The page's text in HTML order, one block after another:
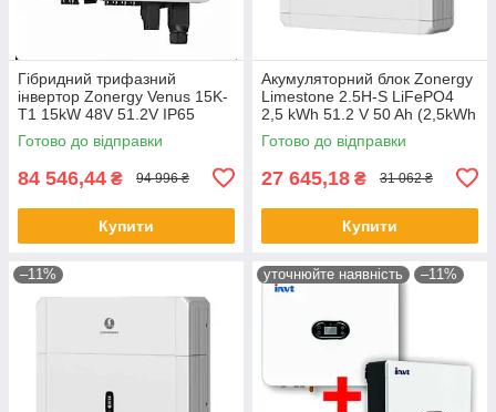
Гібридний трифазний
інвертор Zonergy Venus 15K-
T1 15kW 48V 51.2V IP65
Готово до відправки
84 546,44 ₴ 94 996 ₴
Купити
Акумуляторний блок Zonergy
Limestone 2.5H-S LiFePO4
2,5 kWh 51.2 V 50 Ah (2,5kWh
51.2V 50Ah)
Готово до відправки
27 645,18 ₴ 31 062 ₴
Купити
–11% уточнюйте наявність –11%